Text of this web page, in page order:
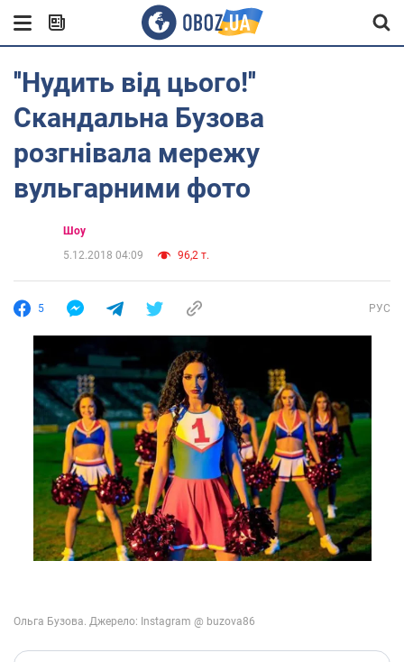
''Нудить від цього!''
Скандальна Бузова
розгнівала мережу
вульгарними фото
Шоу
5.12.2018 04:09
96,2 т.
5 РУС